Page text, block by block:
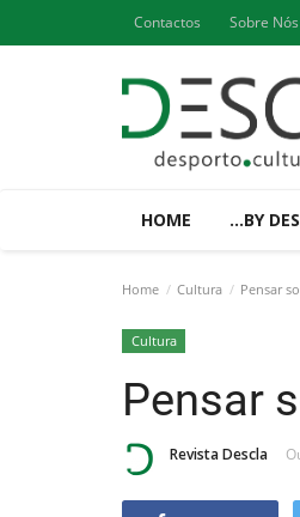
Contactos Sobre Nós
HOME ...BY
Home Cultura Pensar
Cultura
Pensar
Revista Descla